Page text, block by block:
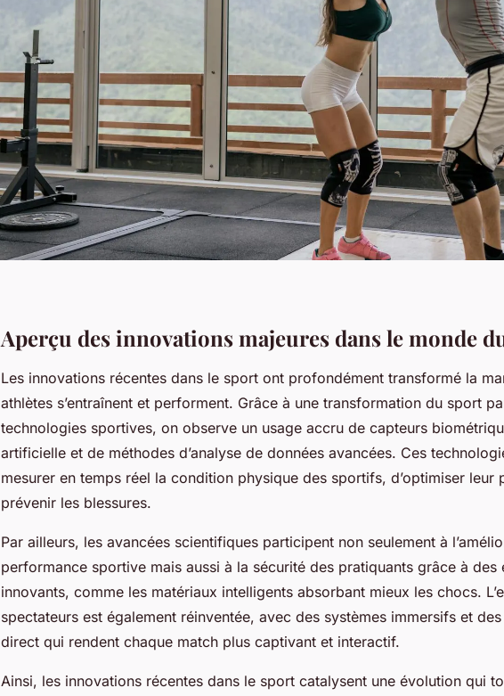
Aperçu des innovations majeures dans le monde
Les innovations récentes dans le sport ont profondément transformé la
athlètes s’entraînent et performent. Grâce à une transformation du sport
technologies sportives, on observe un usage accru de capteurs
artificielle et de méthodes d’analyse de données avancées. Ces
mesurer en temps réel la condition physique des sportifs, d’optimiser leur
prévenir les blessures.
Par ailleurs, les avancées scientifiques participent non seulement à
performance sportive mais aussi à la sécurité des pratiquants grâce à des
innovants, comme les matériaux intelligents absorbant mieux les chocs.
spectateurs est également réinventée, avec des systèmes immersifs et
direct qui rendent chaque match plus captivant et interactif.
Ainsi, les innovations récentes dans le sport catalysent une évolution qui